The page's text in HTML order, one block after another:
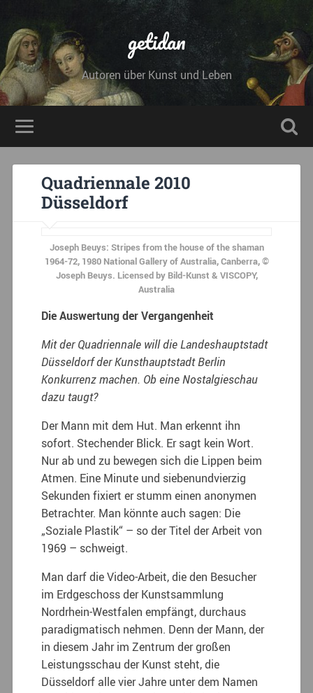
getidan
Autoren über Kunst und Leben
Quadriennale 2010
Düsseldorf
Joseph Beuys: Stripes from the house of the shaman
1964-72, 1980 National Gallery of Australia, Canberra, ©
Joseph Beuys. Licensed by Bild-Kunst & VISCOPY,
Australia
Die Auswertung der Vergangenheit
Mit der Quadriennale will die Landeshauptstadt
Düsseldorf der Kunsthauptstadt Berlin
Konkurrenz machen. Ob eine Nostalgieschau
dazu taugt?
Der Mann mit dem Hut. Man erkennt ihn
sofort. Stechender Blick. Er sagt kein Wort.
Nur ab und zu bewegen sich die Lippen beim
Atmen. Eine Minute und siebenundvierzig
Sekunden fixiert er stumm einen anonymen
Betrachter. Man könnte auch sagen: Die
„Soziale Plastik“ – so der Titel der Arbeit von
1969 – schweigt.
Man darf die Video-Arbeit, die den Besucher
im Erdgeschoss der Kunstsammlung
Nordrhein-Westfalen empfängt, durchaus
paradigmatisch nehmen. Denn der Mann, der
in diesem Jahr im Zentrum der großen
Leistungsschau der Kunst steht, die
Düsseldorf alle vier Jahre unter dem Namen